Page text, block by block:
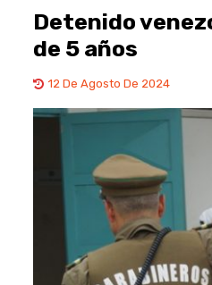
Detenido
de 5 años
12 De Agosto De 2024